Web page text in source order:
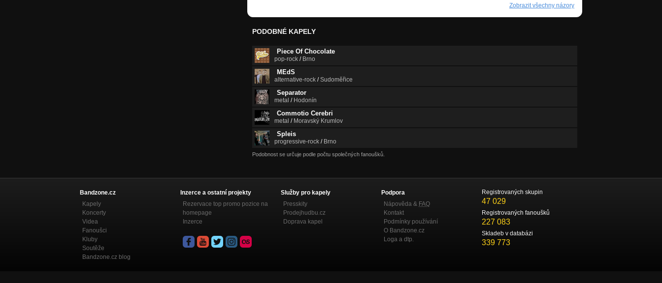
Zobrazit všechny názory
PODOBNÉ KAPELY
Piece Of Chocolate
pop-rock / Brno
MEdS
alternative-rock /Sudoměřice
Separator
metal / Hodonín
Commotio Cerebri
metal / Moravský Krumlov
Spleis
progressive-rock / Brno
Podobnost se určuje podle počtu společných fanoušků.
Bandzone.cz
Kapely
Koncerty
Videa
Fanoušci
Kluby
Soutěže
Bandzone.cz blog
Inzerce a ostatní projekty
Rezervace top promo pozice na
homepage
Inzerce
Služby pro kapely
Presskity
Prodejhudbu.cz
Doprava kapel
Podpora
Nápověda & FAQ
Kontakt
Podmínky používání
O Bandzone.cz
Loga a dtp.
Registrovaných skupin
47 029
Registrovaných fanoušků
227 083
Skladeb v databázi
339 773